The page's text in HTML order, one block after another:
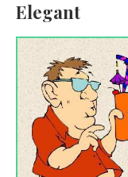
Elegant